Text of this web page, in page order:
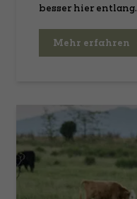
besser hier entlang.
Mehr erfahren